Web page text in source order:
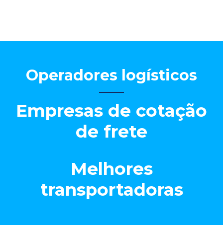
Operadores logísticos
Empresas de cotação
de frete
Melhores
transportadoras